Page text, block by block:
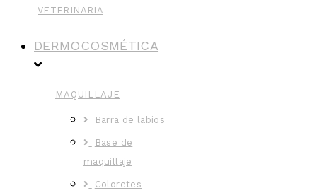
VETERINARIA
DERMOCOSMÉTICA
MAQUILLAJE
Barra de labios
Base de
maquillaje
Coloretes